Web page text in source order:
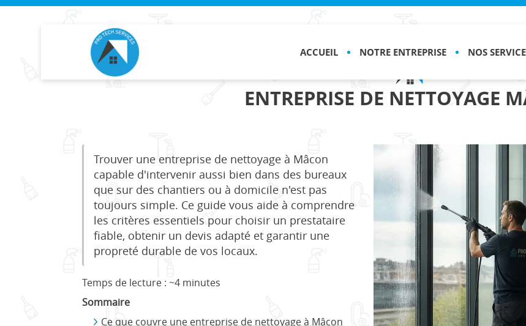
ACCUEIL NOTRE ENTREPRISE NOS
ENTREPRISE DE NETTOYAGE
Trouver une entreprise de nettoyage à Mâcon
capable d'intervenir aussi bien dans des bureaux
que sur des chantiers ou à domicile n'est pas
toujours simple. Ce guide vous aide à comprendre
les critères essentiels pour choisir un prestataire
fiable, obtenir un devis adapté et garantir une
propreté durable de vos locaux.
Temps de lecture : ~4 minutes
Sommaire
Ce que couvre une entreprise de nettoyage à Mâcon